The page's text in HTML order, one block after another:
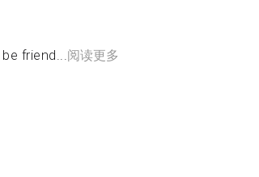
friend...阅读更多